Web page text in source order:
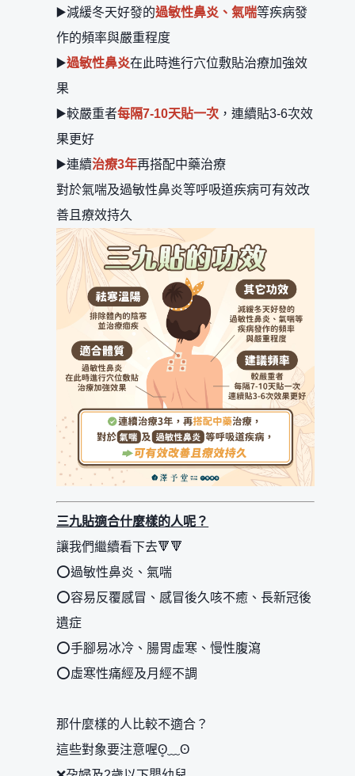
▶️減緩冬天好發的過敏性鼻炎、氣喘等疾病發
作的頻率與嚴重程度
▶️過敏性鼻炎在此時進行穴位敷貼治療加強效
果
▶️較嚴重者每隔7-10天貼一次 ，連續貼3-6次效
果更好
▶️連續治療3年再搭配中藥治療
對於氣喘及過敏性鼻炎等呼吸道疾病可有效改
善且療效持久
三九貼適合什麼樣的人呢？
讓我們繼續看下去🔻🔻
⭕過敏性鼻炎、氣喘
⭕容易反覆感冒、感冒後久咳不癒、長新冠後
遺症
⭕手腳易冰冷、腸胃虛寒、慢性腹瀉
⭕虛寒性痛經及月經不調
那什麼樣的人比較不適合？
這些對象要注意喔ʘ̥﹏ʘ